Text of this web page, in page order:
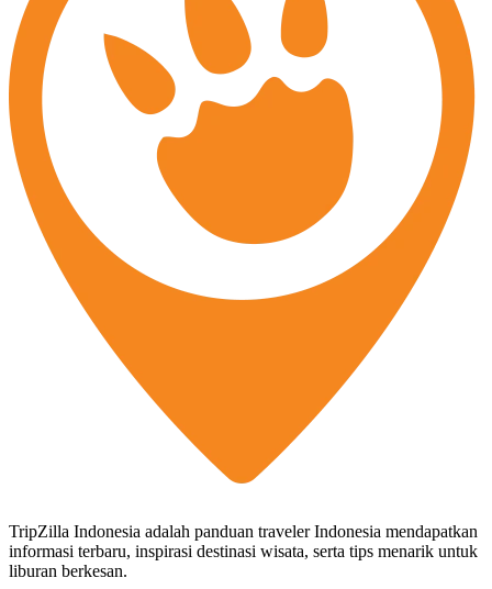
TripZilla Indonesia adalah panduan traveler Indonesia mendapatkan
informasi terbaru, inspirasi destinasi wisata, serta tips menarik untuk
liburan berkesan.